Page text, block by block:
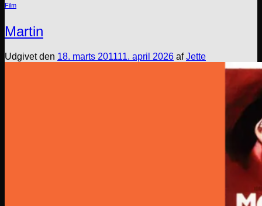
Film
Martin
Udgivet den 18. marts 201111. april 2026 afJette